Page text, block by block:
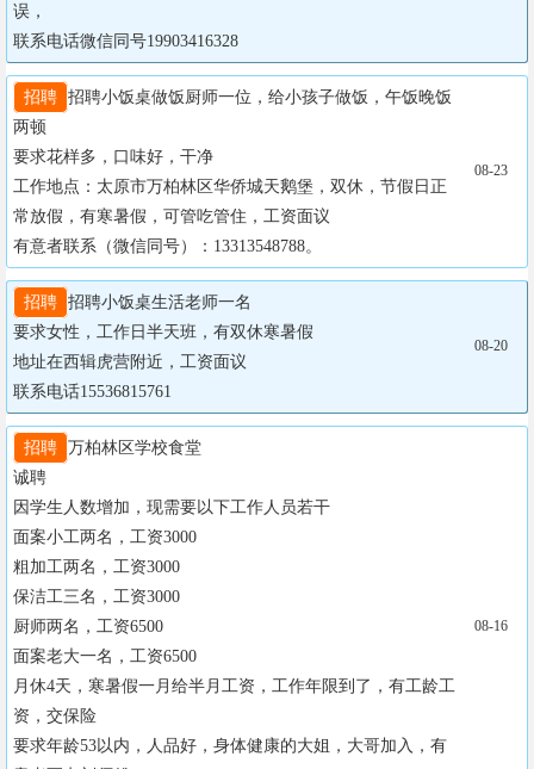
误，
联系电话微信同号19903416328
招聘 招聘小饭桌做饭厨师一位，给小孩子做饭，午饭晚饭
两顿
要求花样多，口味好，干净
工作地点：太原市万柏林区华侨城天鹅堡，双休，节假日正
常放假，有寒暑假，可管吃管住，工资面议
有意者联系（微信同号）：13313548788。
08-23
招聘 招聘小饭桌生活老师一名
要求女性，工作日半天班，有双休寒暑假
地址在西辑虎营附近，工资面议
联系电话15536815761
08-20
招聘 万柏林区学校食堂
诚聘
因学生人数增加，现需要以下工作人员若干
面案小工两名，工资3000
粗加工两名，工资3000
保洁工三名，工资3000
厨师两名，工资6500
面案老大一名，工资6500
月休4天，寒暑假一月给半月工资，工作年限到了，有工龄工
资，交保险
要求年龄53以内，人品好，身体健康的大姐，大哥加入，有
08-16